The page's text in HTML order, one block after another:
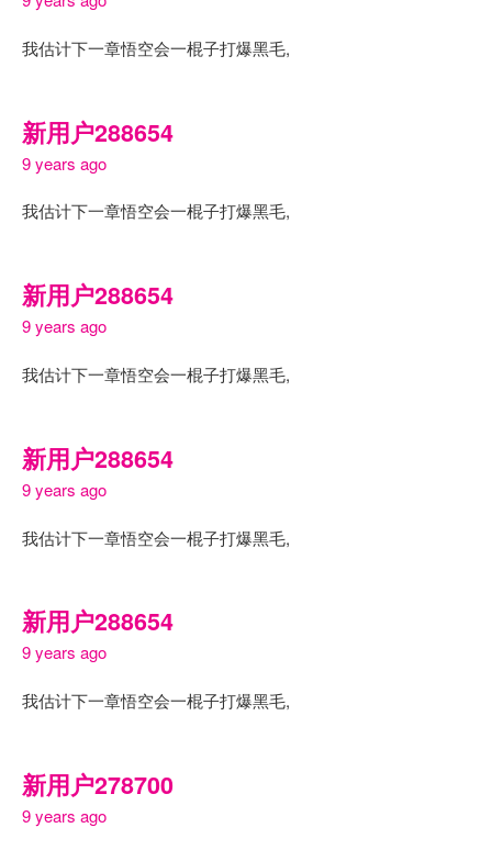
我估计下一章悟空会一棍子打爆黑毛,
新用户288654
9 years ago
我估计下一章悟空会一棍子打爆黑毛,
新用户288654
9 years ago
我估计下一章悟空会一棍子打爆黑毛,
新用户288654
9 years ago
我估计下一章悟空会一棍子打爆黑毛,
新用户288654
9 years ago
我估计下一章悟空会一棍子打爆黑毛,
新用户278700
9 years ago